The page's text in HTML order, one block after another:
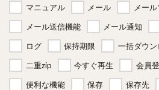
マニュアル
メール
メー
メール送信機能
メール通知
ログ
保持期限 一括ダウン
二重zip
今すぐ再生 会員
便利な機能
保存 保存先